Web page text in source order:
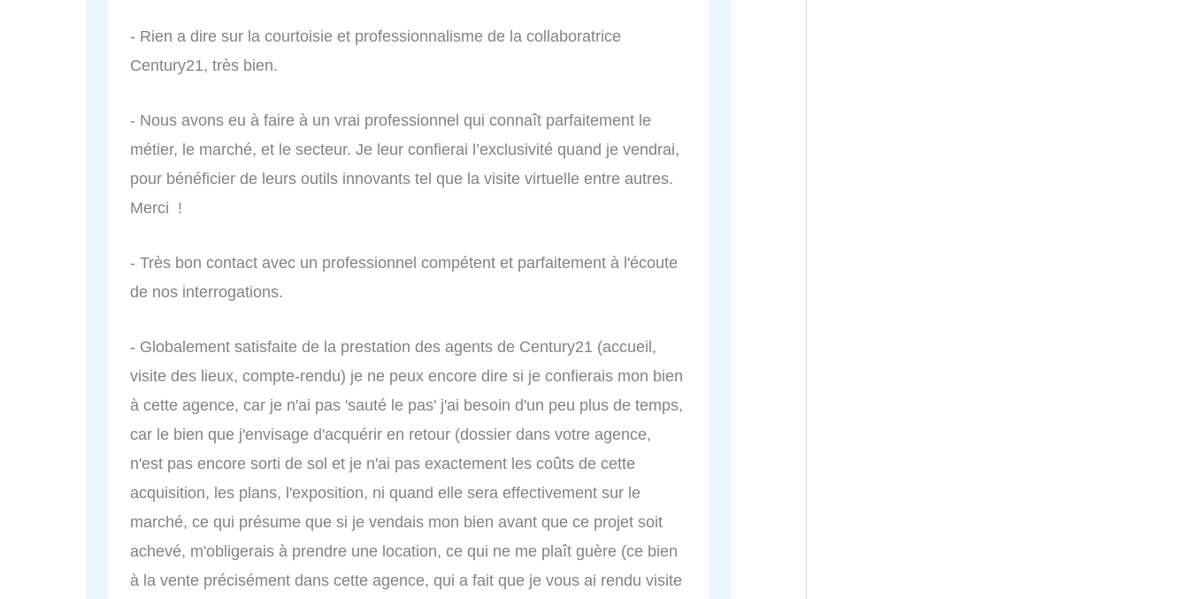
- Rien a dire sur la courtoisie et professionnalisme de la collaboratrice
Century21, très bien.
- Nous avons eu à faire à un vrai professionnel qui connaît parfaitement le
métier, le marché, et le secteur. Je leur confierai l’exclusivité quand je vendrai,
pour bénéficier de leurs outils innovants tel que la visite virtuelle entre autres.
Merci !
- Très bon contact avec un professionnel compétent et parfaitement à l'écoute
de nos interrogations.
- Globalement satisfaite de la prestation des agents de Century21 (accueil,
visite des lieux, compte-rendu) je ne peux encore dire si je confierais mon bien
à cette agence, car je n'ai pas 'sauté le pas' j'ai besoin d'un peu plus de temps,
car le bien que j'envisage d'acquérir en retour (dossier dans votre agence,
n'est pas encore sorti de sol et je n'ai pas exactement les coûts de cette
acquisition, les plans, l'exposition, ni quand elle sera effectivement sur le
marché, ce qui présume que si je vendais mon bien avant que ce projet soit
achevé, m'obligerais à prendre une location, ce qui ne me plaît guère (ce bien
à la vente précisément dans cette agence, qui a fait que je vous ai rendu visite